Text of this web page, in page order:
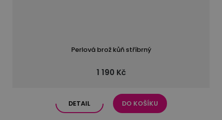
Perlová brož kůň stříbrný
1 190 Kč
DETAIL DO KOŠÍKU